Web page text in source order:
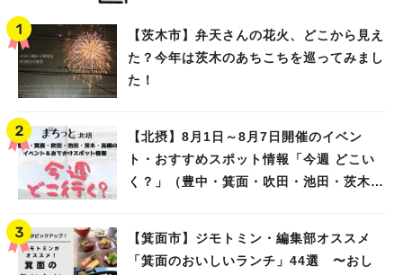
【茨木市】弁天さんの花火、どこから見え
た？今年は茨木のあちこちを巡ってみまし
た！
【北摂】8月1日～8月7日開催のイベン
ト・おすすめスポット情報「今週 どこい
く？」（豊中・箕面・吹田・池田・茨木・
【箕面市】ジモトミン・編集部オススメ
「箕面のおいしいランチ」44選 〜おし